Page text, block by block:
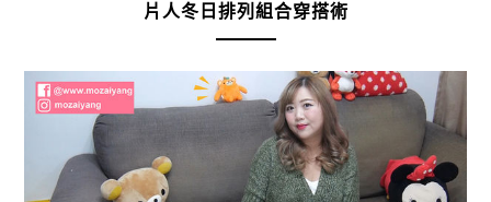
片人冬日排列組合穿搭術